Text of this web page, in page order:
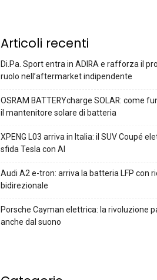
Articoli recenti
Di.Pa. Sport entra in ADIRA e rafforza il
ruolo nell’aftermarket indipendente
OSRAM BATTERYcharge SOLAR: come
il mantenitore solare di batteria
XPENG L03 arriva in Italia: il SUV Coupé
sfida Tesla con AI
Audi A2 e-tron: arriva la batteria LFP con
bidirezionale
Porsche Cayman elettrica: la rivoluzione
anche dal suono